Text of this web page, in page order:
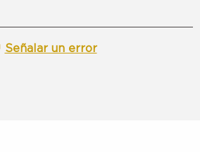
Señalar un error